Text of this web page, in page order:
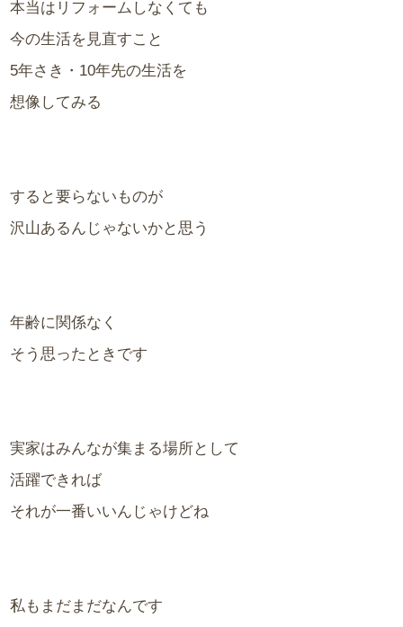
本当はリフォームしなくても
今の生活を見直すこと
5年さき・10年先の生活を
想像してみる
すると要らないものが
沢山あるんじゃないかと思う
年齢に関係なく
そう思ったときです
実家はみんなが集まる場所として
活躍できれば
それが一番いいんじゃけどね
私もまだまだなんです